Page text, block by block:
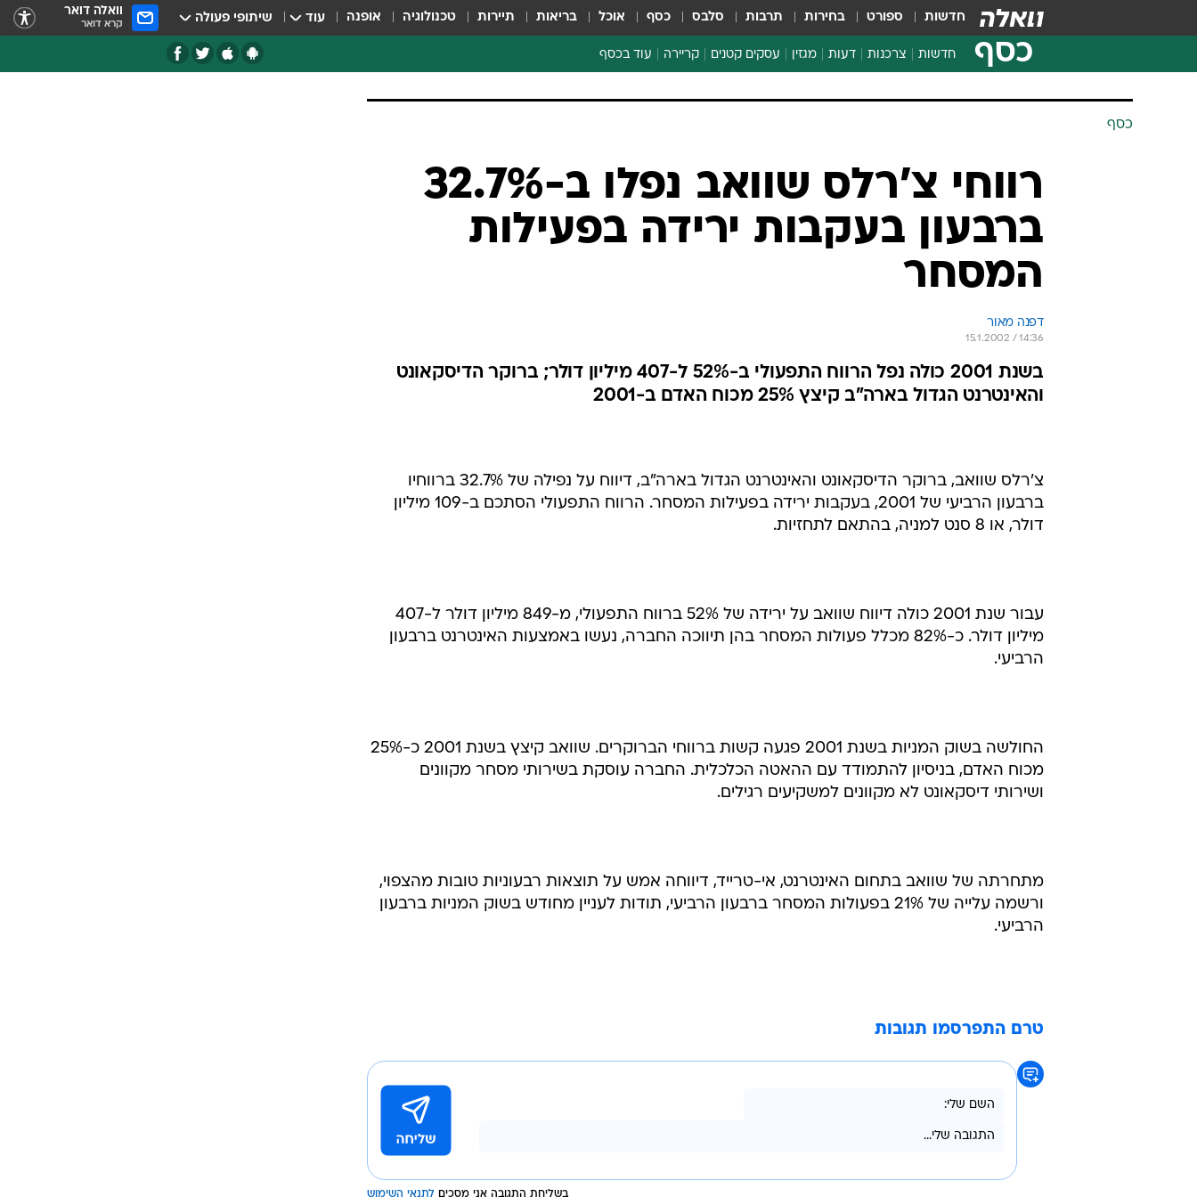
חדשות ספורט בחירות תרבות סלבס כסף אוכל בריאות תיירות טכנולוגיה אופנה עוד שיתופי פעולה וואלה דואר
קרא דואר
כסף חדשות צרכנות
השוואת מחירים
צרכנות פיננסית
דעות מגזין עסקים קטנים קריירה עוד בכסף
קריפטו
הלאונג'
ספורט ביזנס
כסף
רווחי צ'רלס שוואב נפלו ב-32.7%
ברבעון בעקבות ירידה בפעילות
המסחר
דפנה מאור
15.1.2002 / 14:36
בשנת 2001 כולה נפל הרווח התפעולי ב-52% ל-407 מיליון דולר; ברוקר הדיסקאונט
והאינטרנט הגדול בארה"ב קיצץ 25% מכוח האדם ב-2001
צ'רלס שוואב, ברוקר הדיסקאונט והאינטרנט הגדול בארה"ב, דיווח על נפילה של 32.7% ברווחיו
ברבעון הרביעי של 2001, בעקבות ירידה בפעילות המסחר. הרווח התפעולי הסתכם ב-109 מיליון
דולר, או 8 סנט למניה, בהתאם לתחזיות.
עבור שנת 2001 כולה דיווח שוואב על ירידה של 52% ברווח התפעולי, מ-849 מיליון דולר ל-407
מיליון דולר. כ-82% מכלל פעולות המסחר בהן תיווכה החברה, נעשו באמצעות האינטרנט ברבעון
הרביעי.
החולשה בשוק המניות בשנת 2001 פגעה קשות ברווחי הברוקרים. שוואב קיצץ בשנת 2001 כ-25%
מכוח האדם, בניסיון להתמודד עם ההאטה הכלכלית. החברה עוסקת בשירותי מסחר מקוונים
ושירותי דיסקאונט לא מקוונים למשקיעים רגילים.
מתחרתה של שוואב בתחום האינטרנט, אי-טרייד, דיווחה אמש על תוצאות רבעוניות טובות מהצפוי,
ורשמה עלייה של 21% בפעולות המסחר ברבעון הרביעי, תודות לעניין מחודש בשוק המניות ברבעון
הרביעי.
טרם התפרסמו תגובות
בשליחת התגובה אני מסכים לתנאי השימוש